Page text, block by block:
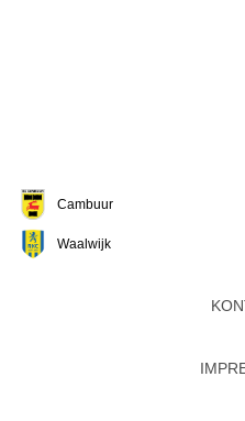
Cambuur
Waalwijk